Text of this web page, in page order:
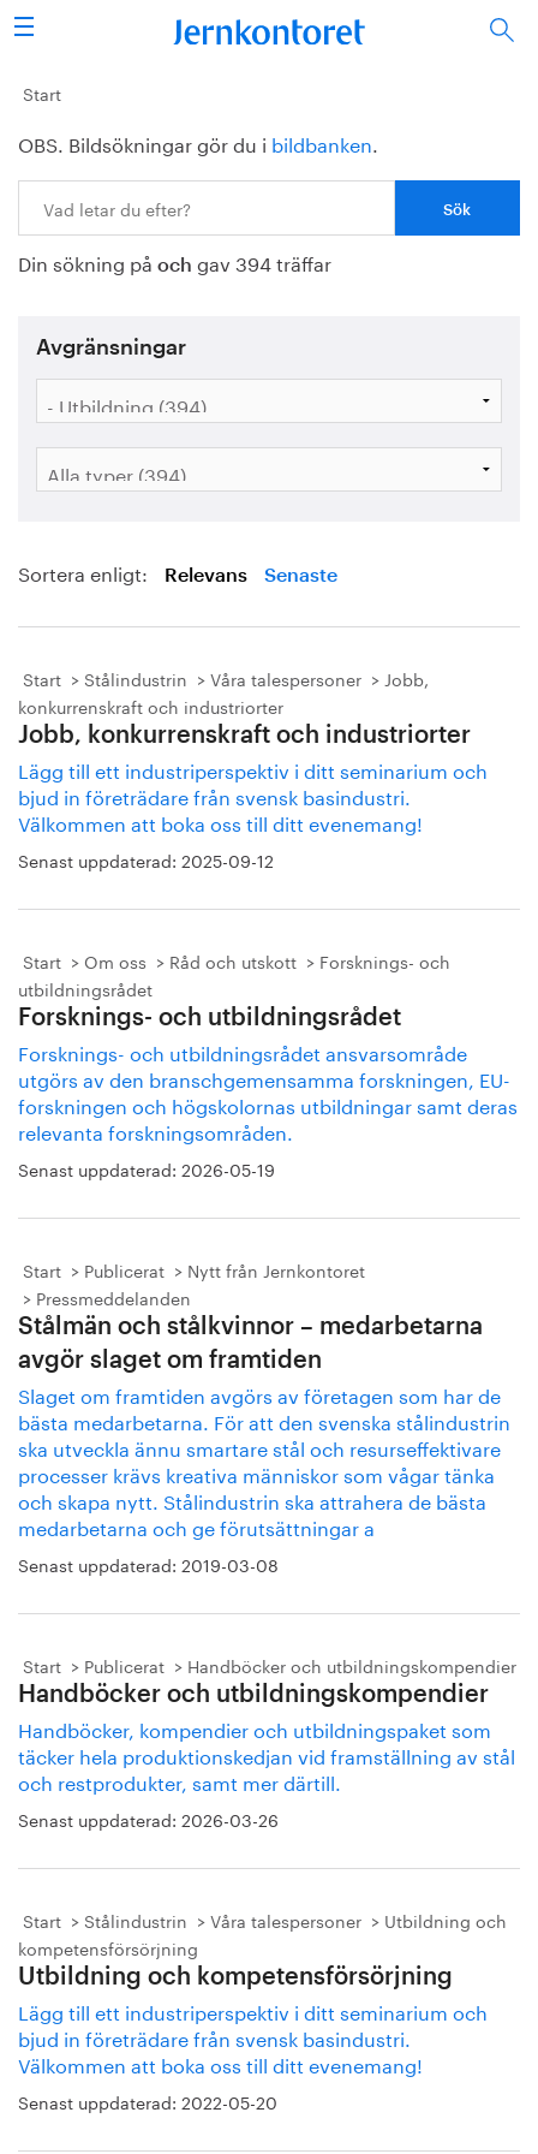
Sök
Stålindustrin
Vision 2050
Forskning/utbildning
Energi/miljö
Vi tycker
Bildbank
Start
OBS. Bildsökningar gör du i bildbanken.
Din sökning på och gav 394 träffar
Avgränsningar
Sortera enligt: Relevans Senaste
Start Stålindustrin Våra talespersoner
Jobb,
konkurrenskraft och industriorter
Jobb, konkurrenskraft och industriorter
Lägg till ett industriperspektiv i ditt seminarium och
bjud in företrädare från svensk basindustri.
Välkommen att boka oss till ditt evenemang!
Senast uppdaterad: 2025-09-12
Start Om oss Råd och utskott
Forsknings- och
utbildningsrådet
Forsknings- och utbildningsrådet
Forsknings- och utbildningsrådet ansvarsområde
utgörs av den branschgemensamma forskningen, EU-
forskningen och högskolornas utbildningar samt deras
relevanta forskningsområden.
Senast uppdaterad: 2026-05-19
Start Publicerat
Nytt från Jernkontoret
Pressmeddelanden
Stålmän och stålkvinnor – medarbetarna
avgör slaget om framtiden
Slaget om framtiden avgörs av företagen som har de
bästa medarbetarna. För att den svenska stålindustrin
ska utveckla ännu smartare stål och resurseffektivare
processer krävs kreativa människor som vågar tänka
och skapa nytt. Stålindustrin ska attrahera de bästa
medarbetarna och ge förutsättningar a
Senast uppdaterad: 2019-03-08
Start Publicerat Handböcker och utbildningskompendier
Handböcker och utbildningskompendier
Handböcker, kompendier och utbildningspaket som
täcker hela produktionskedjan vid framställning av stål
och restprodukter, samt mer därtill.
Senast uppdaterad: 2026-03-26
Start Stålindustrin Våra talespersoner
Utbildning och
kompetensförsörjning
Utbildning och kompetensförsörjning
Lägg till ett industriperspektiv i ditt seminarium och
bjud in företrädare från svensk basindustri.
Välkommen att boka oss till ditt evenemang!
Senast uppdaterad: 2022-05-20